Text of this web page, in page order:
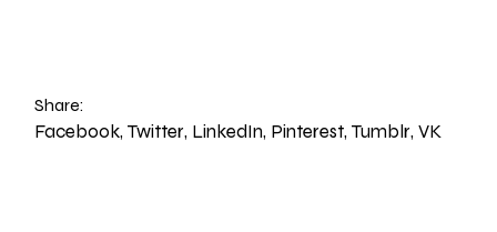
Share:
Facebook Twitter LinkedIn Pinterest Tumblr VK